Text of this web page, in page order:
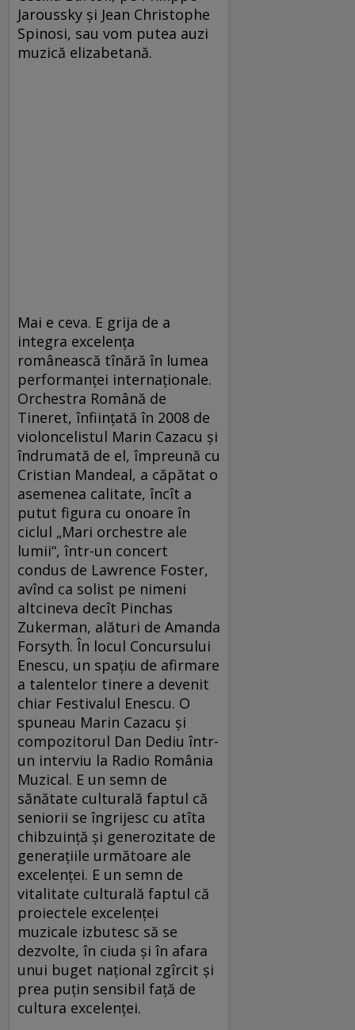
Jaroussky şi Jean Christophe
Spinosi, sau vom putea auzi
muzică elizabetană.
Mai e ceva. E grija de a
integra excelenţa
românească tînără în lumea
performanţei internaţionale.
Orchestra Română de
Tineret, înfiinţată în 2008 de
violoncelistul Marin Cazacu şi
îndrumată de el, împreună cu
Cristian Mandeal, a căpătat o
asemenea calitate, încît a
putut figura cu onoare în
ciclul „Mari orchestre ale
lumii“, într-un concert
condus de Lawrence Foster,
avînd ca solist pe nimeni
altcineva decît Pinchas
Zukerman, alături de Amanda
Forsyth. În locul Concursului
Enescu, un spaţiu de afirmare
a talentelor tinere a devenit
chiar Festivalul Enescu. O
spuneau Marin Cazacu şi
compozitorul Dan Dediu într-
un interviu la Radio România
Muzical. E un semn de
sănătate culturală faptul că
seniorii se îngrijesc cu atîta
chibzuinţă şi generozitate de
generaţiile următoare ale
excelenţei. E un semn de
vitalitate culturală faptul că
proiectele excelenţei
muzicale izbutesc să se
dezvolte, în ciuda şi în afara
unui buget naţional zgîrcit şi
prea puţin sensibil faţă de
cultura excelenţei.